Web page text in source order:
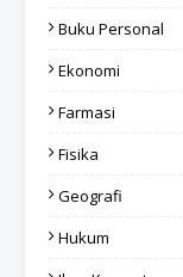
Buku Personal
Ekonomi
Farmasi
Fisika
Geografi
Hukum